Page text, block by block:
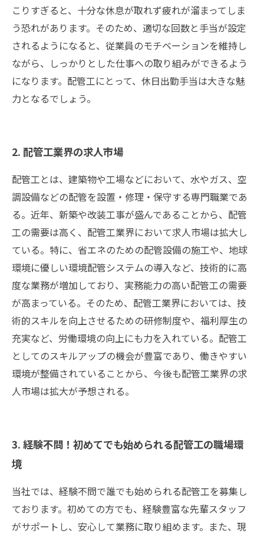
こりすぎると、十分な休息が取れず疲れが溜まってしま
う恐れがあります。そのため、適切な回数と手当が設定
されるようになると、従業員のモチベーションを維持し
ながら、しっかりとした仕事への取り組みができるよう
になります。配管工にとって、休日出勤手当は大きな魅
力となるでしょう。
2. 配管工業界の求人市場
配管工とは、建築物や工場などにおいて、水やガス、空
調設備などの配管を設置・修理・保守する専門職業であ
る。近年、新築や改装工事が盛んであることから、配管
工の需要は高く、配管工業界において求人市場は拡大し
ている。特に、省エネのための配管設備の施工や、地球
環境に優しい環境配管システムの導入など、技術的に高
度な業務が増加しており、実務能力の高い配管工の需要
が高まっている。そのため、配管工業界においては、技
術的スキルを向上させるための研修制度や、福利厚生の
充実など、労働環境の向上にも力を入れている。配管工
としてのスキルアップの機会が豊富であり、働きやすい
環境が整備されていることから、今後も配管工業界の求
人市場は拡大が予想される。
3. 経験不問！初めてでも始められる配管工の職場環
境
当社では、経験不問で誰でも始められる配管工を募集し
ております。初めての方でも、経験豊富な先輩スタッフ
がサポートし、安心して業務に取り組めます。また、現